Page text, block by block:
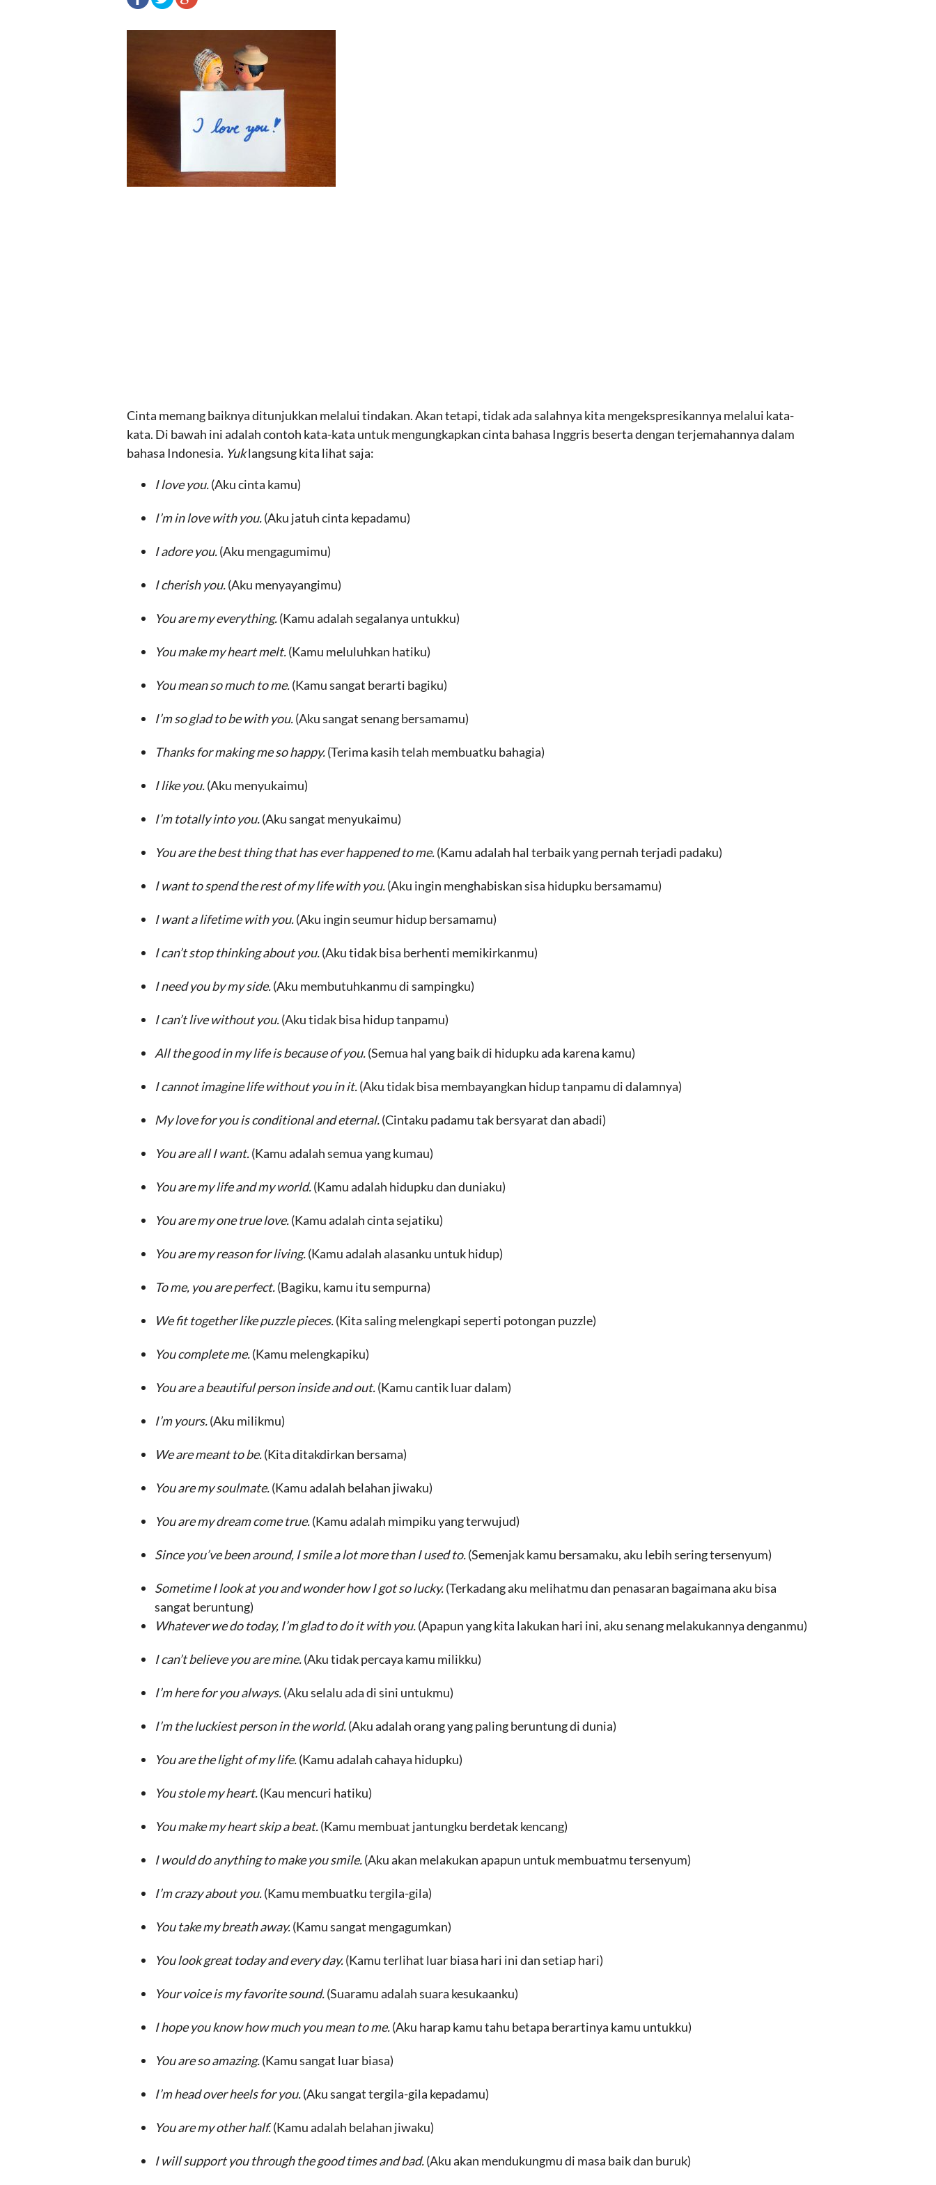
Cinta memang baiknya ditunjukkan melalui tindakan. Akan tetapi, tidak ada salahnya kita mengekspresikannya melalui kata-
kata. Di bawah ini adalah contoh kata-kata untuk mengungkapkan cinta bahasa Inggris beserta dengan terjemahannya dalam
bahasa Indonesia. Yuklangsung kita lihat saja:
I love you.(Aku cinta kamu)
I’m in love with you.(Aku jatuh cinta kepadamu)
I adore you.(Aku mengagumimu)
I cherish you.(Aku menyayangimu)
You are my everything.(Kamu adalah segalanya untukku)
You make my heart melt.(Kamu meluluhkan hatiku)
You mean so much to me.(Kamu sangat berarti bagiku)
I’m so glad to be with you.(Aku sangat senang bersamamu)
Thanks for making me so happy.(Terima kasih telah membuatku bahagia)
I like you.(Aku menyukaimu)
I’m totally into you.(Aku sangat menyukaimu)
You are the best thing that has ever happened to me.(Kamu adalah hal terbaik yang pernah terjadi padaku)
I want to spend the rest of my life with you.(Aku ingin menghabiskan sisa hidupku bersamamu)
I want a lifetime with you.(Aku ingin seumur hidup bersamamu)
I can’t stop thinking about you.(Aku tidak bisa berhenti memikirkanmu)
I need you by my side.(Aku membutuhkanmu di sampingku)
I can’t live without you.(Aku tidak bisa hidup tanpamu)
All the good in my life is because of you.(Semua hal yang baik di hidupku ada karena kamu)
I cannot imagine life without you in it.(Aku tidak bisa membayangkan hidup tanpamu di dalamnya)
My love for you is conditional and eternal.(Cintaku padamu tak bersyarat dan abadi)
You are all I want.(Kamu adalah semua yang kumau)
You are my life and my world.(Kamu adalah hidupku dan duniaku)
You are my one true love.(Kamu adalah cinta sejatiku)
You are my reason for living.(Kamu adalah alasanku untuk hidup)
To me, you are perfect.(Bagiku, kamu itu sempurna)
We fit together like puzzle pieces.(Kita saling melengkapi seperti potongan puzzle)
You complete me.(Kamu melengkapiku)
You are a beautiful person inside and out.(Kamu cantik luar dalam)
I’m yours.(Aku milikmu)
We are meant to be.(Kita ditakdirkan bersama)
You are my soulmate.(Kamu adalah belahan jiwaku)
You are my dream come true.(Kamu adalah mimpiku yang terwujud)
Since you’ve been around, I smile a lot more than I used to.(Semenjak kamu bersamaku, aku lebih sering tersenyum)
Sometime I look at you and wonder how I got so lucky.(Terkadang aku melihatmu dan penasaran bagaimana aku bisa
sangat beruntung)
Whatever we do today, I’m glad to do it with you.(Apapun yang kita lakukan hari ini, aku senang melakukannya denganmu)
I can’t believe you are mine.(Aku tidak percaya kamu milikku)
I’m here for you always.(Aku selalu ada di sini untukmu)
I’m the luckiest person in the world.(Aku adalah orang yang paling beruntung di dunia)
You are the light of my life.(Kamu adalah cahaya hidupku)
You stole my heart.(Kau mencuri hatiku)
You make my heart skip a beat.(Kamu membuat jantungku berdetak kencang)
I would do anything to make you smile.(Aku akan melakukan apapun untuk membuatmu tersenyum)
I’m crazy about you.(Kamu membuatku tergila-gila)
You take my breath away.(Kamu sangat mengagumkan)
You look great today and every day.(Kamu terlihat luar biasa hari ini dan setiap hari)
Your voice is my favorite sound.(Suaramu adalah suara kesukaanku)
I hope you know how much you mean to me.(Aku harap kamu tahu betapa berartinya kamu untukku)
You are so amazing.(Kamu sangat luar biasa)
I’m head over heels for you.(Aku sangat tergila-gila kepadamu)
You are my other half.(Kamu adalah belahan jiwaku)
I will support you through the good times and bad.(Aku akan mendukungmu di masa baik dan buruk)